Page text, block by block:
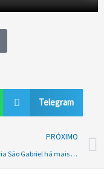
Telegram
PRÓXIMO
Marmoraria São Gabriel há mais de dez anos especializada em túmulos e gavetas